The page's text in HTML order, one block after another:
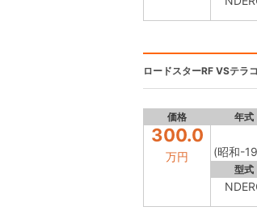
ロードスターRF VSテラ
価格 年式
300.0
万円 (昭和-
型式